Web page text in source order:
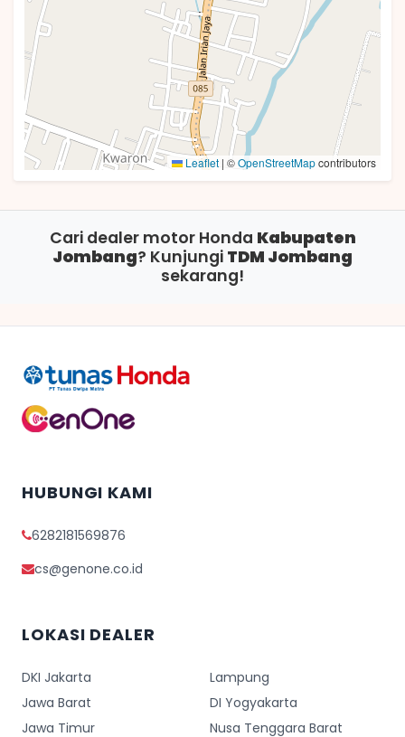
Leaflet | ©OpenStreetMapcontributors
Cari dealer motor Honda Kabupaten
Jombang? Kunjungi TDM Jombang
sekarang!
HUBUNGI KAMI
6282181569876
cs@genone.co.id
LOKASI DEALER
DKI Jakarta
Lampung
Jawa Barat
DI Yogyakarta
Jawa Timur
Nusa Tenggara Barat